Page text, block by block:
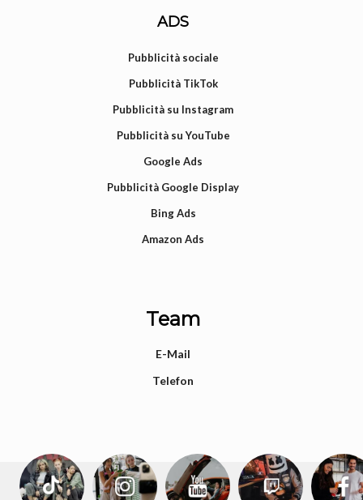
ADS
Pubblicità sociale
Pubblicità TikTok
Pubblicità su Instagram
Pubblicità su YouTube
Google Ads
Pubblicità Google Display
Bing Ads
Amazon Ads
Team
E-Mail
Telefon